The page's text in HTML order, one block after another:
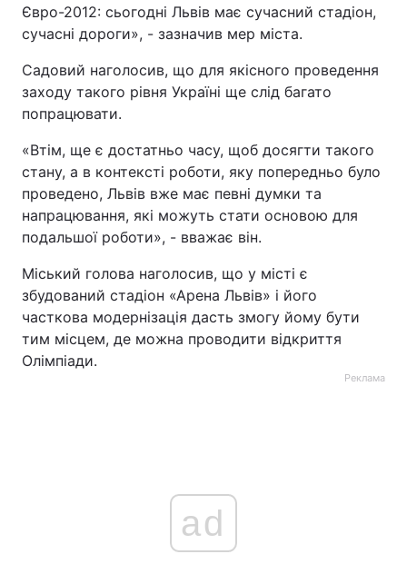
Тема оформлення
Євро-2012: сьогодні Львів має сучасний стадіон,
сучасні дороги», - зазначив мер міста.
Садовий наголосив, що для якісного проведення
заходу такого рівня Україні ще слід багато
попрацювати.
«Втім, ще є достатньо часу, щоб досягти такого
стану, а в контексті роботи, яку попередньо було
проведено, Львів вже має певні думки та
напрацювання, які можуть стати основою для
подальшої роботи», - вважає він.
Міський голова наголосив, що у місті є
збудований стадіон «Арена Львів» і його
часткова модернізація дасть змогу йому бути
тим місцем, де можна проводити відкриття
Олімпіади.
Реклама
ad